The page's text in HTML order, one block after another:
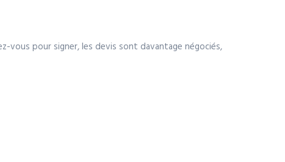
vous pour signer, les devis sont davantage négociés,